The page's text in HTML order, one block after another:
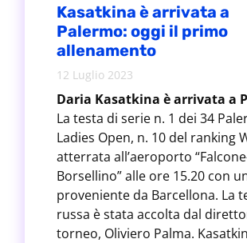
Kasatkina è arrivata a
Palermo: oggi il primo
allenamento
12 Luglio 2023
Daria Kasatkina è arrivata a
La testa di serie n. 1 dei 34
Ladies Open, n. 10 del ranking
atterrata all’aeroporto
Borsellino” alle ore 15.20 con
proveniente da Barcellona. La
russa è stata accolta dal
torneo, Oliviero Palma.